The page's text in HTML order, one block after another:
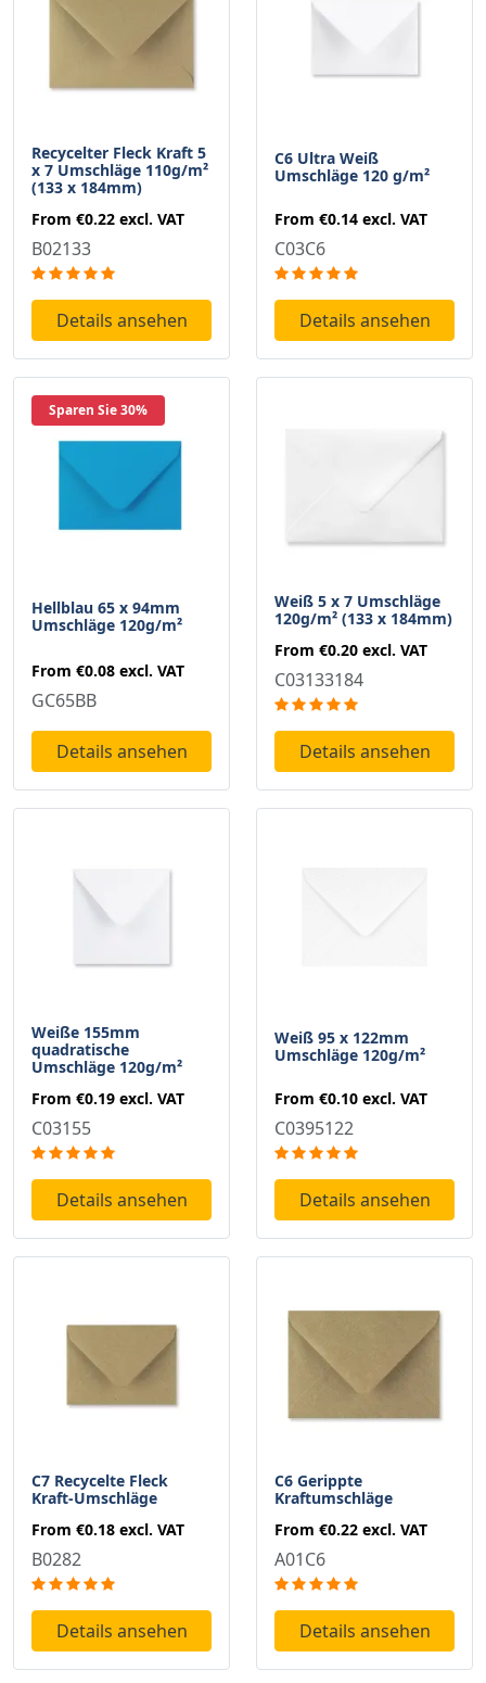
Recycelter Fleck Kraft 5
x 7 Umschläge 110g/m²
(133 x 184mm)
From €0.22 excl. VAT
B02133
Details ansehen
C6 Ultra Weiß
Umschläge 120 g/m²
From €0.14 excl. VAT
C03C6
Details ansehen
Sparen Sie 30%
Hellblau 65 x 94mm
Umschläge 120g/m²
From €0.08 excl. VAT
GC65BB
Details ansehen
Weiß 5 x 7 Umschläge
120g/m² (133 x 184mm)
From €0.20 excl. VAT
C03133184
Details ansehen
Weiße 155mm
quadratische
Umschläge 120g/m²
From €0.19 excl. VAT
C03155
Details ansehen
Weiß 95 x 122mm
Umschläge 120g/m²
From €0.10 excl. VAT
C0395122
Details ansehen
C7 Recycelte Fleck
Kraft-Umschläge
From €0.18 excl. VAT
B0282
Details ansehen
C6 Gerippte
Kraftumschläge
From €0.22 excl. VAT
A01C6
Details ansehen